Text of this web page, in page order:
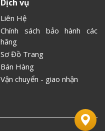
Dịch vụ
Liên Hệ
Chính sách bảo hành các
hãng
Sơ Đồ Trang
Bán Hàng
Vận chuyển - giao nhận